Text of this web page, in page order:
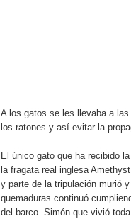
A los gatos se les llevaba a
los ratones y así evitar la
El único gato que ha recibido
la fragata real inglesa
y parte de la tripulación murió
quemaduras continuó
del barco. Simón que vivió